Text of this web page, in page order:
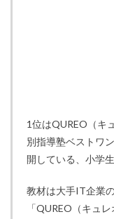
1位はQUREO（キ
別指導塾ベストワ
開している、小学
教材は大手IT企業
「QUREO（キュ